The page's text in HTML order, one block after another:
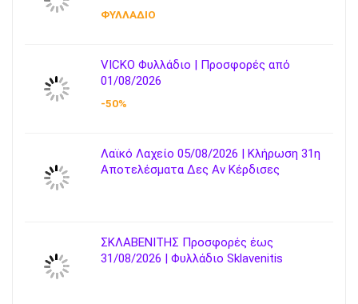
ΦΥΛΛΑΔΙΟ
VICKO Φυλλάδιο | Προσφορές από
01/08/2026
-50%
Λαϊκό Λαχείο 05/08/2026 | Κλήρωση 31η
Αποτελέσματα Δες Αν Κέρδισες
ΣΚΛΑΒΕΝΙΤΗΣ Προσφορές έως
31/08/2026 | Φυλλάδιο Sklavenitis